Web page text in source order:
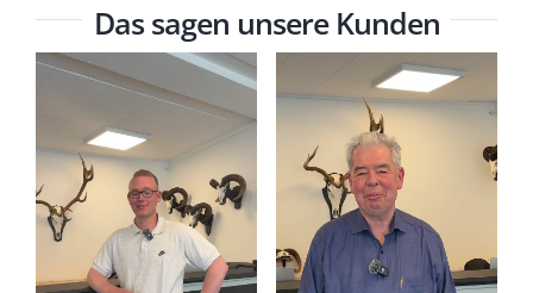
Das sagen unsere Kunden